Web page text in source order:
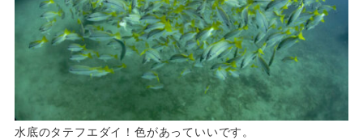
水底のタテフエダイ！色があっていいです。